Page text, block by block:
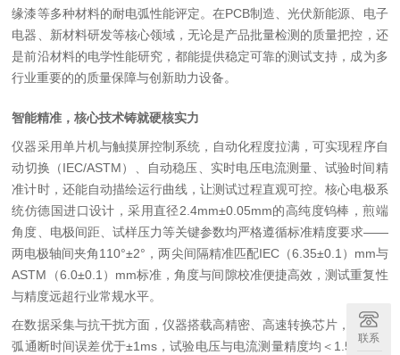
缘漆等多种材料的耐电弧性能评定。在PCB制造、光伏新能源、电子
电器、新材料研发等核心领域，无论是产品批量检测的质量把控，还
是前沿材料的电学性能研究，都能提供稳定可靠的测试支持，成为多
行业重要的的质量保障与创新助力设备。
智能精准，核心技术铸就硬核实力
仪器采用单片机与触摸屏控制系统，自动化程度拉满，可实现程序自
动切换（IEC/ASTM）、自动稳压、实时电压电流测量、试验时间精
准计时，还能自动描绘运行曲线，让测试过程直观可控。核心电极系
统仿德国进口设计，采用直径2.4mm±0.05mm的高纯度钨棒，煎端
角度、电极间距、试样压力等关键参数均严格遵循标准精度要求——
两电极轴间夹角110°±2° ，两尖间隔精准匹配IEC（6.35±0.1 ） mm与
ASTM （6.0±0.1 ） mm标准，角度与间隙校准便捷高效，测试重复性
与精度远超行业常规水平。
在数据采集与抗干扰方面，仪器搭载高精密、高速转换芯片，实现电
弧通断时间误差优于±1ms，试验电压与电流测量精度均＜ 1.5%，在
联系